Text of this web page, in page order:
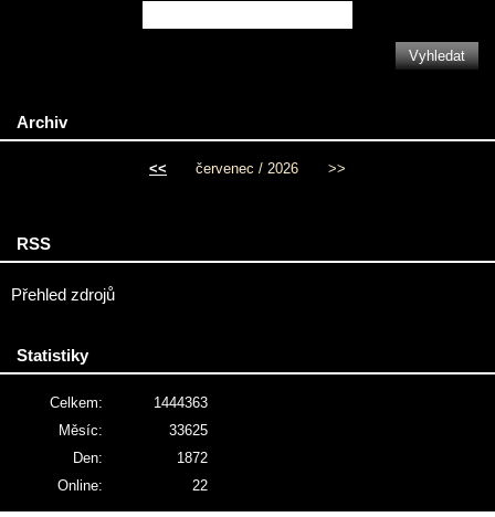
Archiv
<< červenec / 2026 >>
RSS
Přehled zdrojů
Statistiky
Online: 22
Celkem:
1444363
Měsíc:
33625
Den:
1872